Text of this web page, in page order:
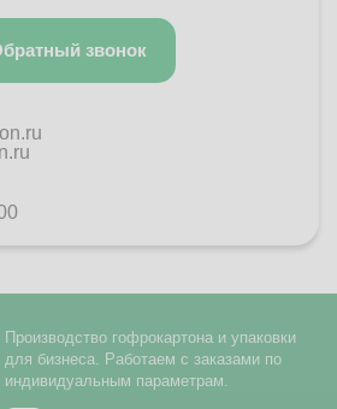
звонок
Производство гофрокартона и упаковки
для бизнеса. Работаем с заказами по
индивидуальным параметрам.